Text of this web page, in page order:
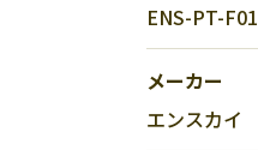
ENS-PT-F01
メーカー
エンスカイ